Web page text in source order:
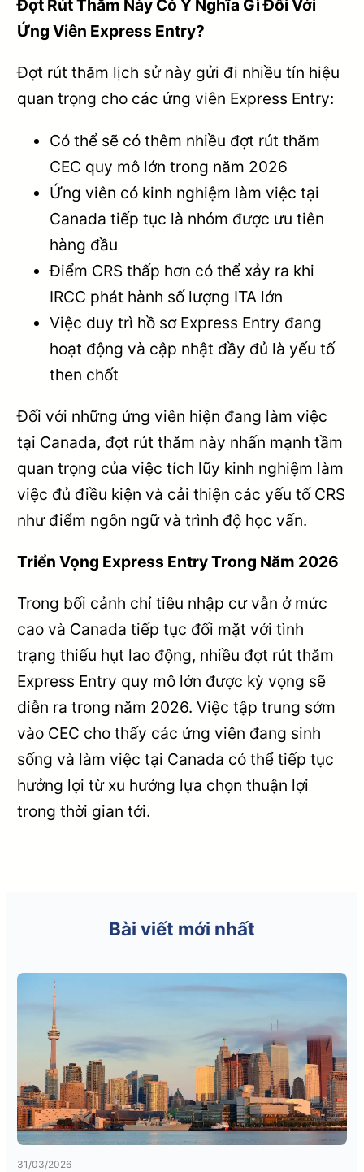
Đợt Rút Thăm Này Có Ý Nghĩa Gì Đối Với
Ứng Viên Express Entry?
Đợt rút thăm lịch sử này gửi đi nhiều tín hiệu
quan trọng cho các ứng viên Express Entry:
Có thể sẽ có thêm nhiều đợt rút thăm
CEC quy mô lớn trong năm 2026
Ứng viên có kinh nghiệm làm việc tại
Canada tiếp tục là nhóm được ưu tiên
hàng đầu
Điểm CRS thấp hơn có thể xảy ra khi
IRCC phát hành số lượng ITA lớn
Việc duy trì hồ sơ Express Entry đang
hoạt động và cập nhật đầy đủ là yếu tố
then chốt
Đối với những ứng viên hiện đang làm việc
tại Canada, đợt rút thăm này nhấn mạnh tầm
quan trọng của việc tích lũy kinh nghiệm làm
việc đủ điều kiện và cải thiện các yếu tố CRS
như điểm ngôn ngữ và trình độ học vấn.
Triển Vọng Express Entry Trong Năm 2026
Trong bối cảnh chỉ tiêu nhập cư vẫn ở mức
cao và Canada tiếp tục đối mặt với tình
trạng thiếu hụt lao động, nhiều đợt rút thăm
Express Entry quy mô lớn được kỳ vọng sẽ
diễn ra trong năm 2026. Việc tập trung sớm
vào CEC cho thấy các ứng viên đang sinh
sống và làm việc tại Canada có thể tiếp tục
hưởng lợi từ xu hướng lựa chọn thuận lợi
trong thời gian tới.
Bài viết mới nhất
31/03/2026